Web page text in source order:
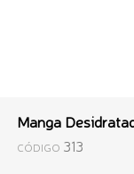
Manga
CÓDIGO 313